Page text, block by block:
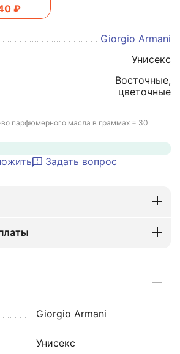
₽
Giorgio Armani
Унисекс
Восточные,
цветочные
парфюмерного масла в граммах = 30
Задать вопрос
Giorgio Armani
Унисекс